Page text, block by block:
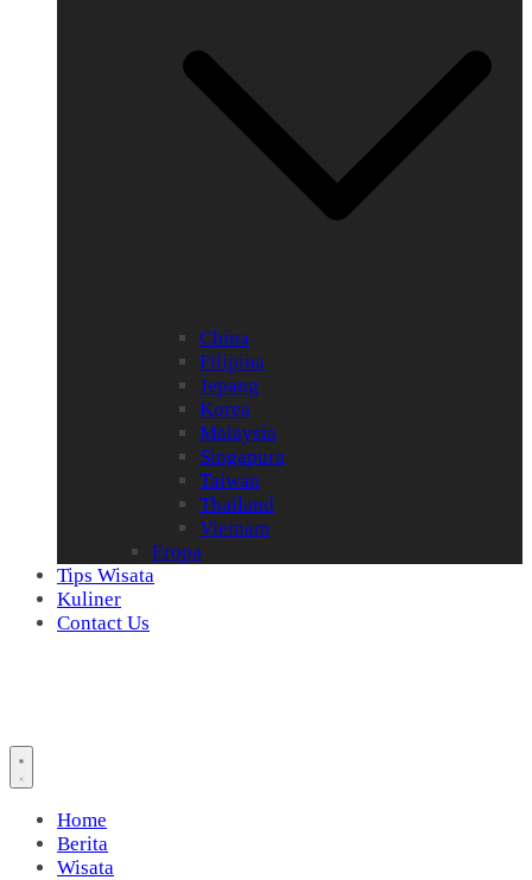
China
Filipina
Jepang
Korea
Malaysia
Singapura
Taiwan
Thailand
Vietnam
Eropa
Tips Wisata
Kuliner
Contact Us
Home
Berita
Wisata